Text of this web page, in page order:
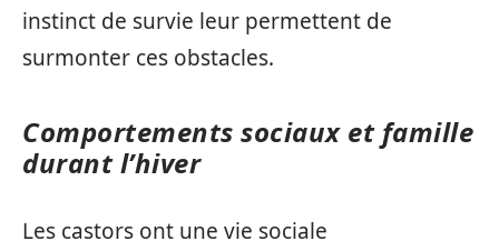
instinct de survie leur permettent de
surmonter ces obstacles.
Comportements sociaux et famille
durant l’hiver
Les castors ont une vie sociale